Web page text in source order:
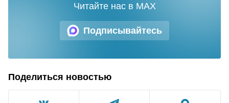
Подписывайтесь
Читайте нас в MAX
Поделиться новостью